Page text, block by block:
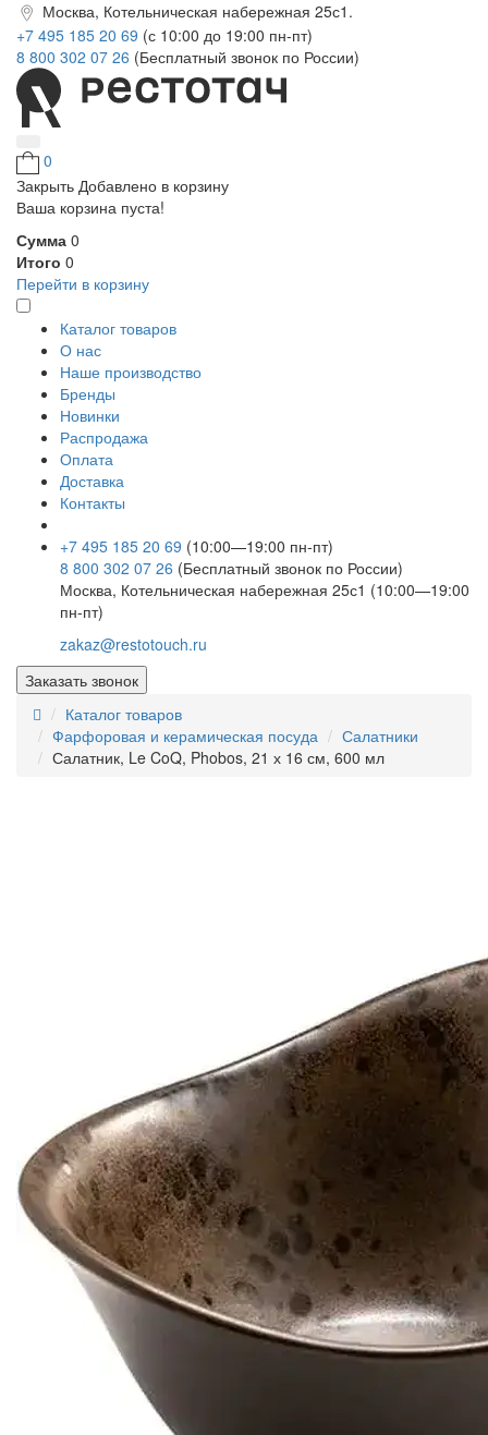
Москва, Котельническая набережная 25с1.
+7 495 185 20 69 (с 10:00 до 19:00 пн-пт)
8 800 302 07 26 (Бесплатный звонок по России)
0
Закрыть Добавлено в корзину
Ваша корзина пуста!
Сумма 0
Итого 0
Перейти в корзину
Каталог товаров
О нас
Наше производство
Бренды
Новинки
Распродажа
Оплата
Доставка
Контакты
+7 495 185 20 69 (10:00—19:00 пн-пт)
8 800 302 07 26 (Бесплатный звонок по России)
Москва, Котельническая набережная 25с1 (10:00—19:00
пн-пт)
zakaz@restotouch.ru
Заказать звонок
Каталог товаров
Фарфоровая и керамическая посуда
Салатники
Салатник, Le CoQ, Phobos, 21 х 16 см, 600 мл